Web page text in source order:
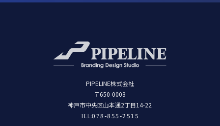
PIPELINE株式会社
〒650-0003
神戸市中央区山本通2丁目14-22
TEL:078-855-2515